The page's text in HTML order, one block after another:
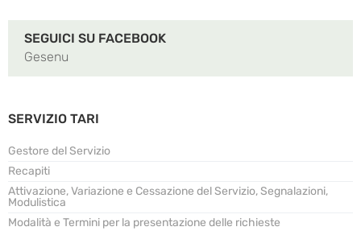
SEGUICI SU FACEBOOK
Gesenu
SERVIZIO TARI
Gestore del Servizio
Recapiti
Attivazione, Variazione e Cessazione del Servizio, Segnalazioni,
Modulistica
Modalità e Termini per la presentazione delle richieste